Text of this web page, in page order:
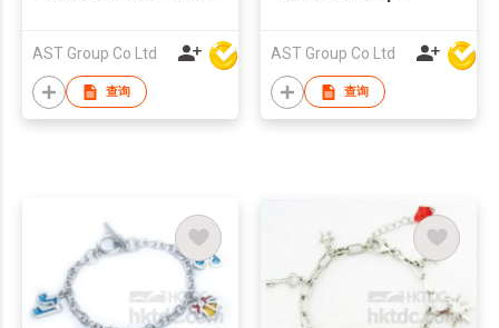
AST Group Co Ltd
查询
AST Group Co Ltd
查询